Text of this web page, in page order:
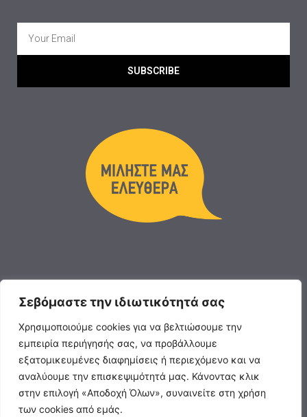
Σεβόμαστε την ιδιωτικότητά σας
Χρησιμοποιούμε cookies για να βελτιώσουμε την
εμπειρία περιήγησής σας, να προβάλλουμε
εξατομικευμένες διαφημίσεις ή περιεχόμενο και να
αναλύουμε την επισκεψιμότητά μας. Κάνοντας κλικ
στην επιλογή «Αποδοχή Όλων», συναινείτε στη χρήση
των cookies από εμάς.
SUBSCRIBE